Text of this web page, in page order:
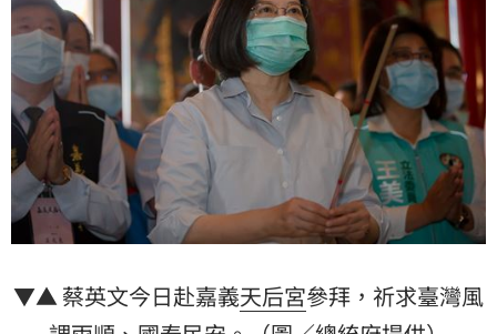
▼▲ 蔡英文今日赴嘉義天后宮參拜，祈求臺灣風